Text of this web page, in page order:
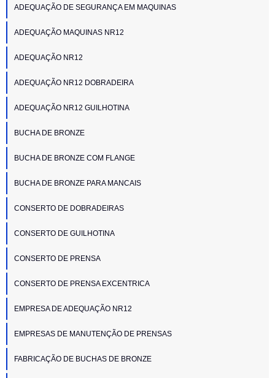
ADEQUAÇÃO DE SEGURANÇA EM MAQUINAS
ADEQUAÇÃO MAQUINAS NR12
ADEQUAÇÃO NR12
ADEQUAÇÃO NR12 DOBRADEIRA
ADEQUAÇÃO NR12 GUILHOTINA
BUCHA DE BRONZE
BUCHA DE BRONZE COM FLANGE
BUCHA DE BRONZE PARA MANCAIS
CONSERTO DE DOBRADEIRAS
CONSERTO DE GUILHOTINA
CONSERTO DE PRENSA
CONSERTO DE PRENSA EXCENTRICA
EMPRESA DE ADEQUAÇÃO NR12
EMPRESAS DE MANUTENÇÃO DE PRENSAS
FABRICAÇÃO DE BUCHAS DE BRONZE